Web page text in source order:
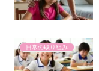
日常の取り組み